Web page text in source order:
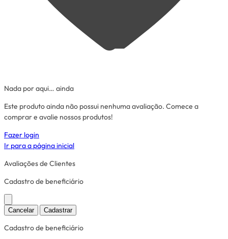
Nada por aqui… ainda
Este produto ainda não possui nenhuma avaliação. Comece a
comprar e avalie nossos produtos!
Fazer login
Ir para a página inicial
Avaliações de Clientes
Cadastro de beneficiário
Cancelar Cadastrar
Cadastro de beneficiário